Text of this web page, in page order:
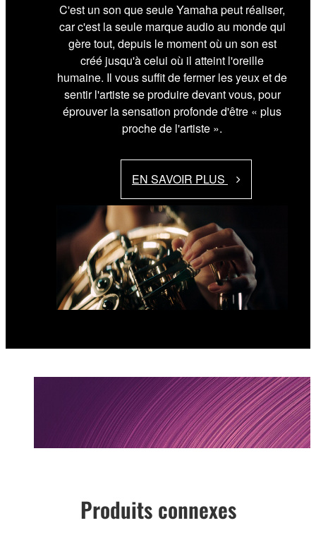
C'est un son que seule Yamaha peut réaliser,
car c'est la seule marque audio au monde qui
gère tout, depuis le moment où un son est
créé jusqu'à celui où il atteint l'oreille
humaine. Il vous suffit de fermer les yeux et de
sentir l'artiste se produire devant vous, pour
éprouver la sensation profonde d'être « plus
proche de l'artiste ».
EN SAVOIR PLUS
Produits connexes